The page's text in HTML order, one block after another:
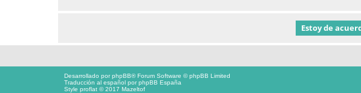
Desarrollado porphpBB® Forum Software © phpBB Limited
Traducción al español porphpBB España
Style proflat © 2017 Mazeltof